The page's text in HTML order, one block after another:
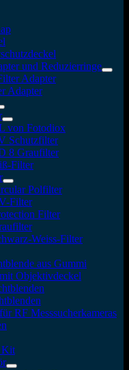
und Reduzierringe
Adapter
Adapter
von Fotodiox
Schutzfilter
8 Graufilter
Filter
Polfilter
Filter
Filter
Weiss-Filter
aus Gummi
Objektivdeckel
RF Messsucherkameras
Kit